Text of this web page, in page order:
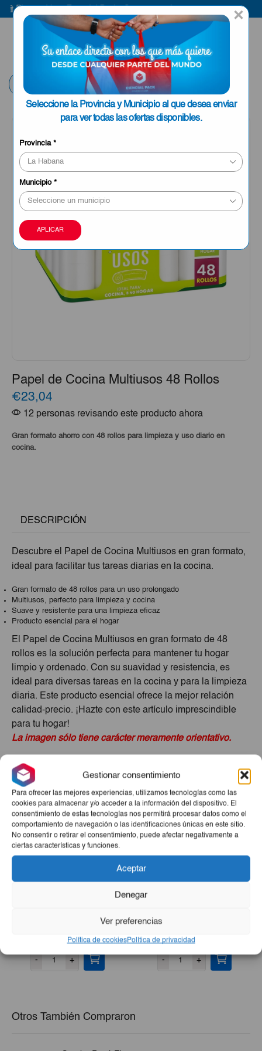
Gestionar consentimiento
Para ofrecer las mejores experiencias, utilizamos tecnologías como las
cookies para almacenar y/o acceder a la información del dispositivo. El
consentimiento de estas tecnologías nos permitirá procesar datos como el
comportamiento de navegación o las identificaciones únicas en este sitio.
No consentir o retirar el consentimiento, puede afectar negativamente a
ciertas características y funciones.
Aceptar
Denegar
Ver preferencias
Política de cookiesPolítica de privacidad
×
Seleccione la Provincia y Municipio al que desea enviar
para ver todas las ofertas disponibles.
Provincia*
Municipio*
APLICAR
Bienvenido a Esencial Pack
ENVIAR A LA
HABANA
Papel de Cocina Multiusos 48 Rollos
€23,04
12 personas revisando este producto ahora
Gran formato ahorro con 48 rollos para limpieza y uso diario en
cocina.
DESCRIPCIÓN
Descubre el Papel de Cocina Multiusos en gran formato,
ideal para facilitar tus tareas diarias en la cocina.
Gran formato de 48 rollos para un uso prolongado
Multiusos, perfecto para limpieza y cocina
Suave y resistente para una limpieza eficaz
Producto esencial para el hogar
El Papel de Cocina Multiusos en gran formato de 48
rollos es la solución perfecta para mantener tu hogar
limpio y ordenado. Con su suavidad y resistencia, es
ideal para diversas tareas en la cocina y para la limpieza
diaria. Este producto esencial ofrece la mejor relación
calidad-precio. ¡Hazte con este artículo imprescindible
para tu hogar!
La imagen sólo tiene carácter meramente orientativo.
Productos Relacionados
€0,97
- +
€1,60
- +
Otros También Compraron